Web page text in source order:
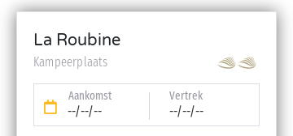
La Roubine
Kampeerplaats
Aankomst
--/--/--
Vertrek
--/--/--